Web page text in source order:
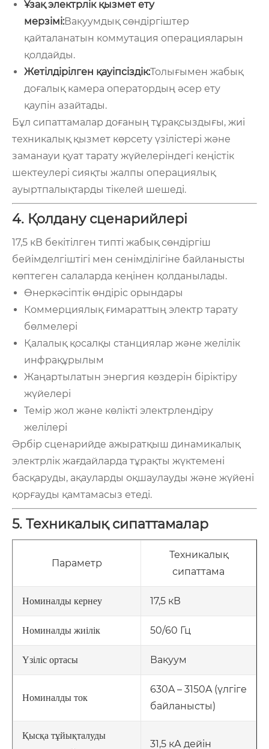
Ұзақ электрлік қызмет ету
мерзімі:Вакуумдық сөндіргіштер
қайталанатын коммутация операцияларын
қолдайды.
Жетілдірілген қауіпсіздік:Толығымен жабық
доғалық камера оператордың әсер ету
қаупін азайтады.
Бұл сипаттамалар доғаның тұрақсыздығы, жиі
техникалық қызмет көрсету үзілістері және
заманауи қуат тарату жүйелеріндегі кеңістік
шектеулері сияқты жалпы операциялық
ауыртпалықтарды тікелей шешеді.
4. Қолдану сценарийлері
17,5 кВ бекітілген типті жабық сөндіргіш
бейімделгіштігі мен сенімділігіне байланысты
көптеген салаларда кеңінен қолданылады.
Өнеркәсіптік өндіріс орындары
Коммерциялық ғимараттың электр тарату
бөлмелері
Қалалық қосалқы станциялар және желілік
инфрақұрылым
Жаңартылатын энергия көздерін біріктіру
жүйелері
Темір жол және көлікті электрлендіру
желілері
Әрбір сценарийде ажыратқыш динамикалық
электрлік жағдайларда тұрақты жүктемені
басқаруды, ақауларды оқшаулауды және жүйені
қорғауды қамтамасыз етеді.
5. Техникалық сипаттамалар
Параметр
Техникалық
сипаттама
Номиналды кернеу 17,5 кВ
Номиналды жиілік 50/60 Гц
Үзіліс ортасы Вакуум
Номиналды ток
630A – 3150A (үлгіге
байланысты)
Қысқа тұйықталуды
31,5 кА дейін